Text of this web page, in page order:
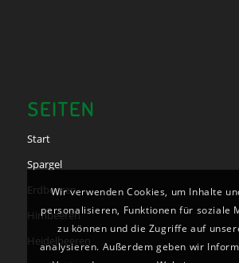
SEITEN
Start
Spargel
Erdbeeren
Himbeeren
Heidelbeeren
Wir verwenden Cookies, um Inhalte
personalisieren, Funktionen für soziale
zu können und die Zugriffe auf
analysieren. Außerdem geben wir